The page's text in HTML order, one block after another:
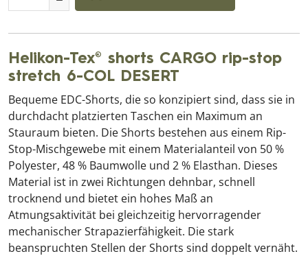
Helikon-Tex® shorts CARGO rip-stop
stretch 6-COL DESERT
Bequeme EDC-Shorts, die so konzipiert sind, dass sie in
durchdacht platzierten Taschen ein Maximum an
Stauraum bieten. Die Shorts bestehen aus einem Rip-
Stop-Mischgewebe mit einem Materialanteil von 50 %
Polyester, 48 % Baumwolle und 2 % Elasthan. Dieses
Material ist in zwei Richtungen dehnbar, schnell
trocknend und bietet ein hohes Maß an
Atmungsaktivität bei gleichzeitig hervorragender
mechanischer Strapazierfähigkeit. Die stark
beanspruchten Stellen der Shorts sind doppelt vernäht.